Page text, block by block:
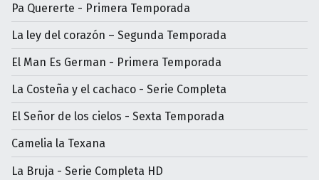
Pa Quererte - Primera Temporada
La ley del corazón – Segunda Temporada
El Man Es German - Primera Temporada
La Costeña y el cachaco - Serie Completa
El Señor de los cielos - Sexta Temporada
Camelia la Texana
La Bruja - Serie Completa HD